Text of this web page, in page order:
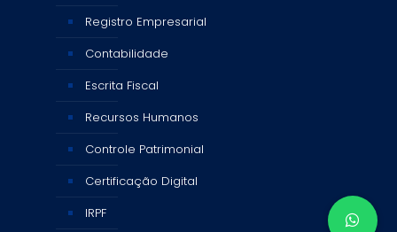
Registro Empresarial
Contabilidade
Escrita Fiscal
Recursos Humanos
Controle Patrimonial
Certificação Digital
IRPF